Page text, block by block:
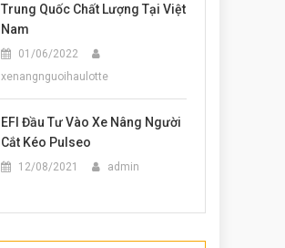
Trung Quốc Chất Lượng Tại Việt
Nam
01/06/2022
xenangnguoihaulotte
EFI Đầu Tư Vào Xe Nâng Người
Cắt Kéo Pulseo
12/08/2021 admin